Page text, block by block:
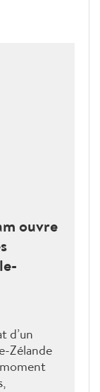
ouvre
d’un
Zélande